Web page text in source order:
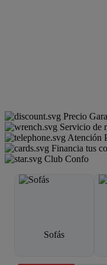
Precio
Servicio de
Atención
Financia tus
Club Confo
Sofás